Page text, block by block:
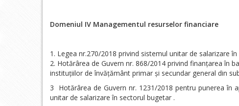
Domeniul IV Managementul resurselor financiare
Legea nr.270/2018 privind sistemul unitar de salarizare
Hotărârea de Guvern nr. 868/2014 privind finanțarea în
instituțiilor de învățământ primar și secundar general din
3 Hotărârea de Guvern nr. 1231/2018 pentru punerea în
unitar de salarizare în sectorul bugetar .